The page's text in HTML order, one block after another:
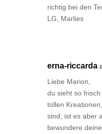
richtig bei den
LG, Marlies
erna-riccarda
Liebe Marion,
du sieht so
tollen
sind, ist es aber
bewundere